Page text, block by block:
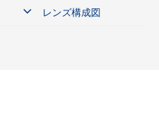
レンズ構成図